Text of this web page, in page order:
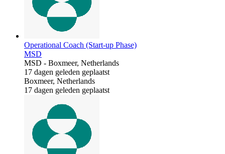
Operational Coach (Start-up Phase)
MSD
MSD - Boxmeer, Netherlands
17 dagen geleden geplaatst
Boxmeer, Netherlands
17 dagen geleden geplaatst